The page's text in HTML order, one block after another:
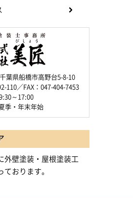
葉県船橋市高野台5-8-10
110／FAX：047-404-7453
～17:00
季・年末年始
外壁塗装・屋根塗装工
ております。